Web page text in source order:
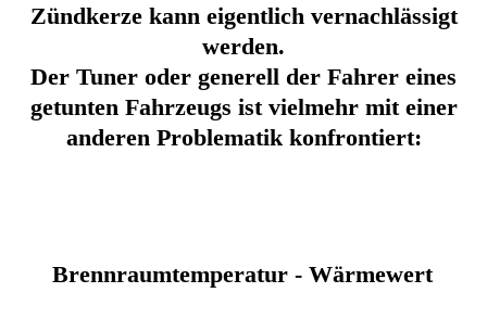
Gebrauchte-Fahrzeuge
Linkliste
Zündkerze kann eigentlich vernachlässigt
werden.
Der Tuner oder generell der Fahrer eines
getunten Fahrzeugs ist vielmehr mit einer
anderen Problematik konfrontiert:
Brennraumtemperatur - Wärmewert